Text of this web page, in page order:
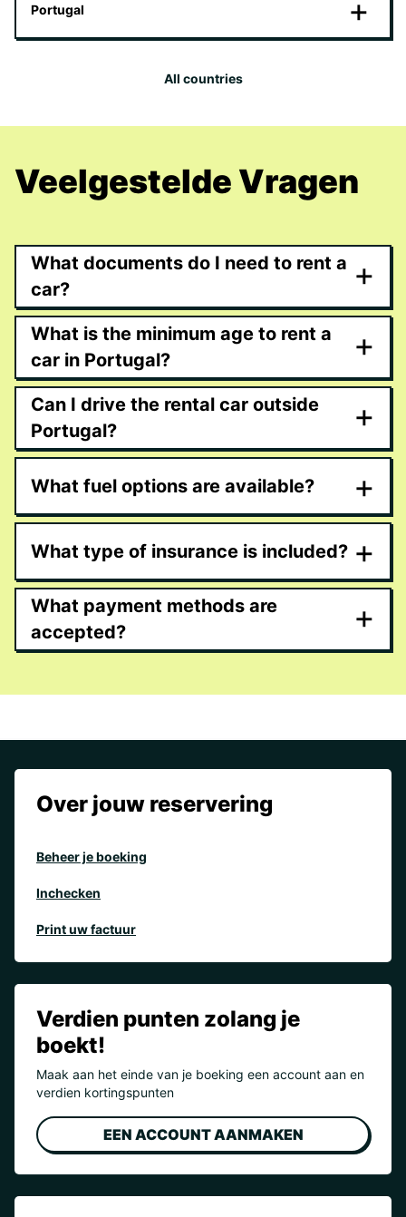
Portugal
All countries
Veelgestelde Vragen
What documents do I need to rent a
car?
+
What is the minimum age to rent a
car in Portugal?
+
Can I drive the rental car outside
Portugal?
+
What fuel options are available? +
What type of insurance is included? +
What payment methods are
accepted?
+
Over jouw reservering
Beheer je boeking
Inchecken
Print uw factuur
Verdien punten zolang je
boekt!
Maak aan het einde van je boeking een account aan en
verdien kortingspunten
EEN ACCOUNT AANMAKEN